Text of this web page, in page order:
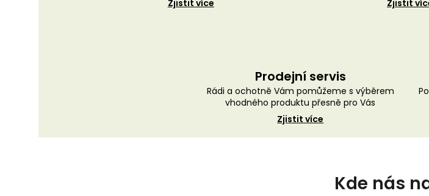
Zjistit více
Zjistit
Prodejní servis
Rádi a ochotně Vám pomůžeme s výběrem
vhodného produktu přesně pro Vás
Zjistit více
Kde nás